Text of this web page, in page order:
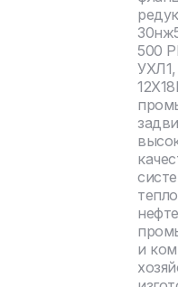
500
УХЛ1,
и